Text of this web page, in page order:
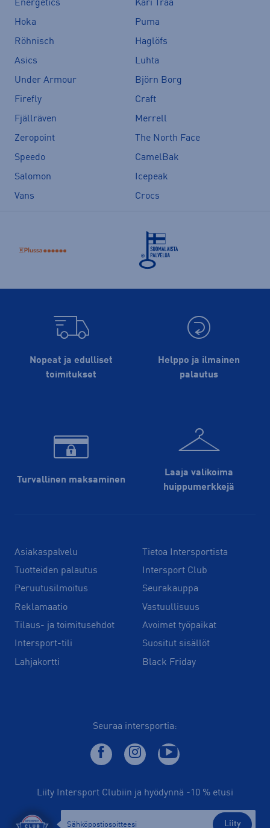
Energetics
Kari Traa
Hoka
Puma
Röhnisch
Haglöfs
Asics
Luhta
Under Armour
Björn Borg
Firefly
Craft
Fjällräven
Merrell
Zeropoint
The North Face
Speedo
CamelBak
Salomon
Icepeak
Vans
Crocs
Nopeat ja edulliset
toimitukset
Helppo ja ilmainen
palautus
Turvallinen maksaminen
Laaja valikoima
huippu­merkkejä
Asiakaspalvelu
Tuotteiden palautus
Peruutusilmoitus
Reklamaatio
Tilaus- ja toimitusehdot
Intersport-tili
Lahjakortti
Tietoa Intersportista
Intersport Club
Seurakauppa
Vastuullisuus
Avoimet työpaikat
Suositut sisällöt
Black Friday
Seuraa intersportia:
Liity Intersport Clubiin ja hyödynnä -10 % etusi
Liity